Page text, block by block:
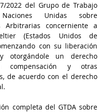
2022 del Grupo de Trabajo
Unidas sobre
Arbitrarias concerniente a
(Estados Unidos de
con su liberación
otorgándole un derecho
compensación y otras
de acuerdo con el derecho
completa del GTDA sobre